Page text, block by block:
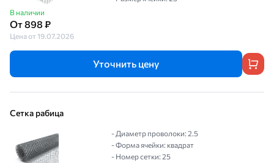
В наличии
От 898 ₽
Цена от 19.07.2026
Уточнить цену
Сетка рабица
- Диаметр проволоки: 2.5
- Форма ячейки: квадрат
- Номер сетки: 25